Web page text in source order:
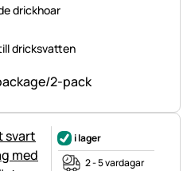
drickhoar
dricksvatten
i lager
2 - 5 vardagar